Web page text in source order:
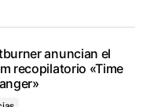
anuncian el
recopilatorio «Time